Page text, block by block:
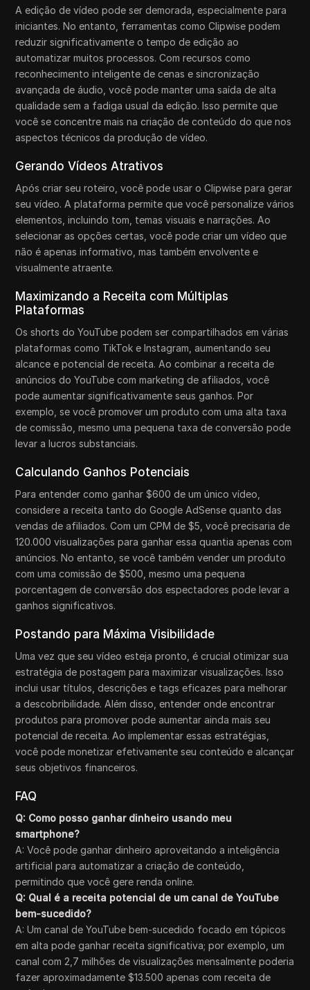
A edição de vídeo pode ser demorada, especialmente para
iniciantes. No entanto, ferramentas como Clipwise podem
reduzir significativamente o tempo de edição ao
automatizar muitos processos. Com recursos como
reconhecimento inteligente de cenas e sincronização
avançada de áudio, você pode manter uma saída de alta
qualidade sem a fadiga usual da edição. Isso permite que
você se concentre mais na criação de conteúdo do que nos
aspectos técnicos da produção de vídeo.
Gerando Vídeos Atrativos
Após criar seu roteiro, você pode usar o Clipwise para gerar
seu vídeo. A plataforma permite que você personalize vários
elementos, incluindo tom, temas visuais e narrações. Ao
selecionar as opções certas, você pode criar um vídeo que
não é apenas informativo, mas também envolvente e
visualmente atraente.
Maximizando a Receita com Múltiplas
Plataformas
Os shorts do YouTube podem ser compartilhados em várias
plataformas como TikTok e Instagram, aumentando seu
alcance e potencial de receita. Ao combinar a receita de
anúncios do YouTube com marketing de afiliados, você
pode aumentar significativamente seus ganhos. Por
exemplo, se você promover um produto com uma alta taxa
de comissão, mesmo uma pequena taxa de conversão pode
levar a lucros substanciais.
Calculando Ganhos Potenciais
Para entender como ganhar $600 de um único vídeo,
considere a receita tanto do Google AdSense quanto das
vendas de afiliados. Com um CPM de $5, você precisaria de
120.000 visualizações para ganhar essa quantia apenas com
anúncios. No entanto, se você também vender um produto
com uma comissão de $500, mesmo uma pequena
porcentagem de conversão dos espectadores pode levar a
ganhos significativos.
Postando para Máxima Visibilidade
Uma vez que seu vídeo esteja pronto, é crucial otimizar sua
estratégia de postagem para maximizar visualizações. Isso
inclui usar títulos, descrições e tags eficazes para melhorar
a descobribilidade. Além disso, entender onde encontrar
produtos para promover pode aumentar ainda mais seu
potencial de receita. Ao implementar essas estratégias,
você pode monetizar efetivamente seu conteúdo e alcançar
seus objetivos financeiros.
FAQ
Q: Como posso ganhar dinheiro usando meu
smartphone?
A: Você pode ganhar dinheiro aproveitando a inteligência
artificial para automatizar a criação de conteúdo,
permitindo que você gere renda online.
Q: Qual é a receita potencial de um canal de YouTube
bem-sucedido?
A: Um canal de YouTube bem-sucedido focado em tópicos
em alta pode ganhar receita significativa; por exemplo, um
canal com 2,7 milhões de visualizações mensalmente poderia
fazer aproximadamente $13.500 apenas com receita de